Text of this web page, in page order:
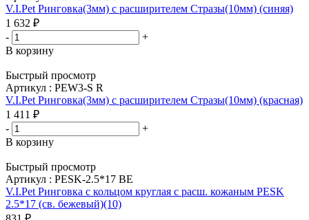
V.I.Pet Ринговка(3мм) с расширителем Стразы(10мм) (синяя)
1 632 ₽
-
+
В корзину
Быстрый просмотр
Артикул : PEW3-S R
V.I.Pet Ринговка(3мм) с расширителем Стразы(10мм) (красная)
1 411 ₽
-
+
В корзину
Быстрый просмотр
Артикул : PESK-2.5*17 BE
V.I.Pet Ринговка с кольцом круглая с расш. кожаным РЕSK
2.5*17 (св. бежевый)(10)